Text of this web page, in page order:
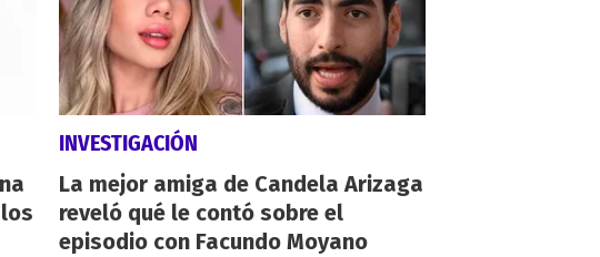
INVESTIGACIÓN
La mejor amiga de Candela Arizaga
reveló qué le contó sobre el
episodio con Facundo Moyano